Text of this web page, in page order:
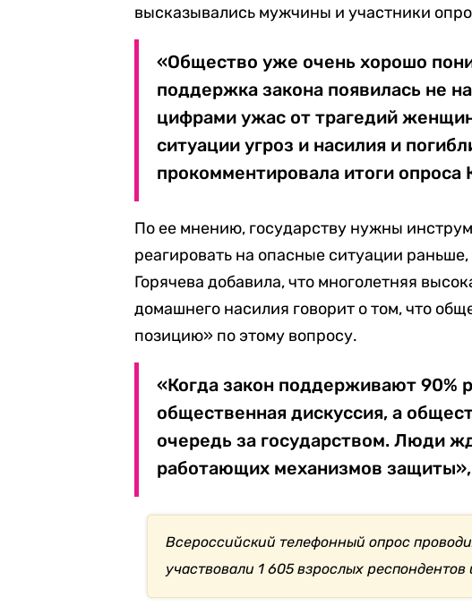
высказывались мужчины и участники
«Общество уже очень хорошо
поддержка закона появилась не
цифрами ужас от трагедий
ситуации угроз и насилия и
прокомментировала итоги опроса
По ее мнению, государству нужны
реагировать на опасные ситуации
Горячева добавила, что многолетняя
домашнего насилия говорит о том, что
позицию» по этому вопросу.
«Когда закон поддерживают 90%
общественная дискуссия, а
очередь за государством. Люди
работающих механизмов
Всероссийский телефонный опрос
участвовали 1 605 взрослых